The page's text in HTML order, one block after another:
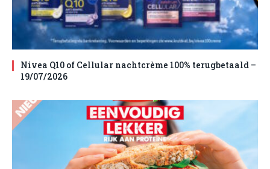
Nivea Q10 of Cellular nachtcrème 100% terugbetaald –
19/07/2026